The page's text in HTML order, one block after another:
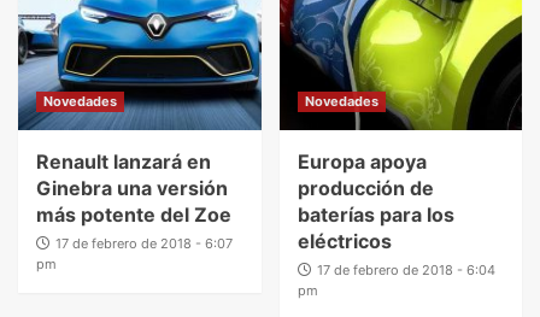
Novedades
Renault lanzará en
Ginebra una versión
más potente del Zoe
17 de febrero de 2018 - 6:07
pm
Novedades
Europa apoya
producción de
baterías para los
eléctricos
17 de febrero de 2018 - 6:04
pm